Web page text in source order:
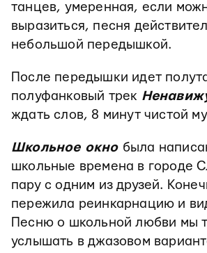
танцев, умеренная, если
выразиться, песня
небольшой передышкой.
После передышки идет
полуфанковый трек
ждать слов, 8 минут чистой
Школьное окно была
школьные времена в городе
пару с одним из друзей.
пережила реинкарнацию и
Песню о школьной любви мы
услышать в джазовом